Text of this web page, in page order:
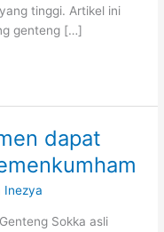
tinggi. Artikel ini
genteng […]
dapat
Inezya
Sokka asli